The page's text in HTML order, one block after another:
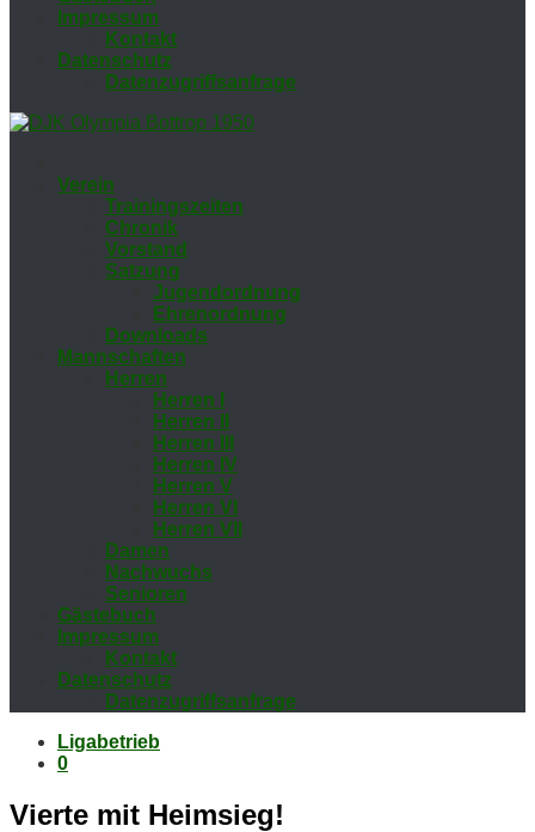
Im­pres­sum
Kon­takt
Da­ten­schutz
Da­ten­zu­griffs­an­fra­ge
Ver­ein
Trai­nings­zei­ten
Chro­nik
Vor­stand
Sat­zung
Ju­gend­ord­nung
Eh­ren­ord­nung
Down­loads
Mann­schaf­ten
Her­ren
Her­ren I
Her­ren II
Her­ren III
Her­ren IV
Her­ren V
Her­ren VI
Her­ren VII
Da­men
Nach­wuchs
Se­nio­ren
Gäs­te­buch
Im­pres­sum
Kon­takt
Da­ten­schutz
Da­ten­zu­griffs­an­fra­ge
Ligabetrieb
0
Vier­te mit Heimsieg!